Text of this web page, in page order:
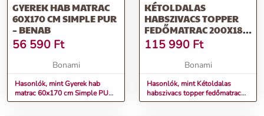
GYEREK HAB MATRAC
60X170 CM SIMPLE PUR
– BENAB
56 590 Ft
Bonami
Hasonlók, mint Gyerek hab
matrac 60x170 cm Simple PUR
– BENAB
KÉTOLDALAS
HABSZIVACS TOPPER
FEDŐMATRAC 200X180
CM PREMIUM –
MOONIA
115 990 Ft
Bonami
Hasonlók, mint Kétoldalas
habszivacs topper fedőmatrac
200x180 cm Premium – Moonia